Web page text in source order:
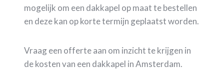
mogelijk om een dakkapel op maat te bestellen
en deze kan op korte termijn geplaatst worden.
Vraag een offerte aan om inzicht te krijgen in
de kosten van een dakkapel in Amsterdam.